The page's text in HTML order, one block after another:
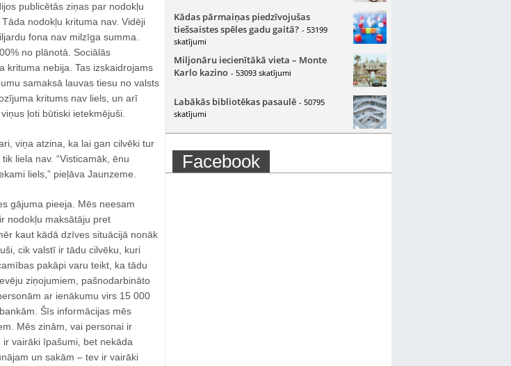
publicētās ziņas par nodokļu
nodokļu krituma nav. Vidēji
fona nav milzīga summa.
no plānotā. Sociālās
krituma nebija. Tas izskaidrojams
samaksā lauvas tiesu no valsts
kritums nav liels, un arī
ļoti būtiski ietekmējuši.
viņa atzina, ka lai gan cilvēki tur
liela nav. “Visticamāk, ēnu
liels,” pieļāva Jaunzeme.
gājuma pieeja. Mēs neesam
nodokļu maksātāju pret
kaut kādā dzīves situācijā nonāk
cik valstī ir tādu cilvēku, kuri
pakāpi varu teikt, ka tādu
ziņojumiem, pašnodarbināto
ar ienākumu virs 15 000
Šīs informācijas mēs
Mēs zinām, vai personai ir
vairāki īpašumi, bet nekāda
un sakām – tev ir vairāki
Kādas pārmaiņas piedzīvojušas
tiešsaistes spēles gadu gaitā? - 53199
skatījumi
Miljonāru iecienītākā vieta – Monte
Karlo kazino - 53093 skatījumi
Labākās bibliotēkas pasaulē - 50795
skatījumi
Facebook